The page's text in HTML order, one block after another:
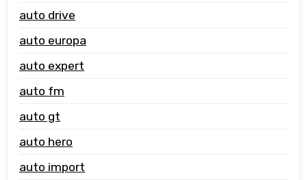
auto drive
auto europa
auto expert
auto fm
auto gt
auto hero
auto import